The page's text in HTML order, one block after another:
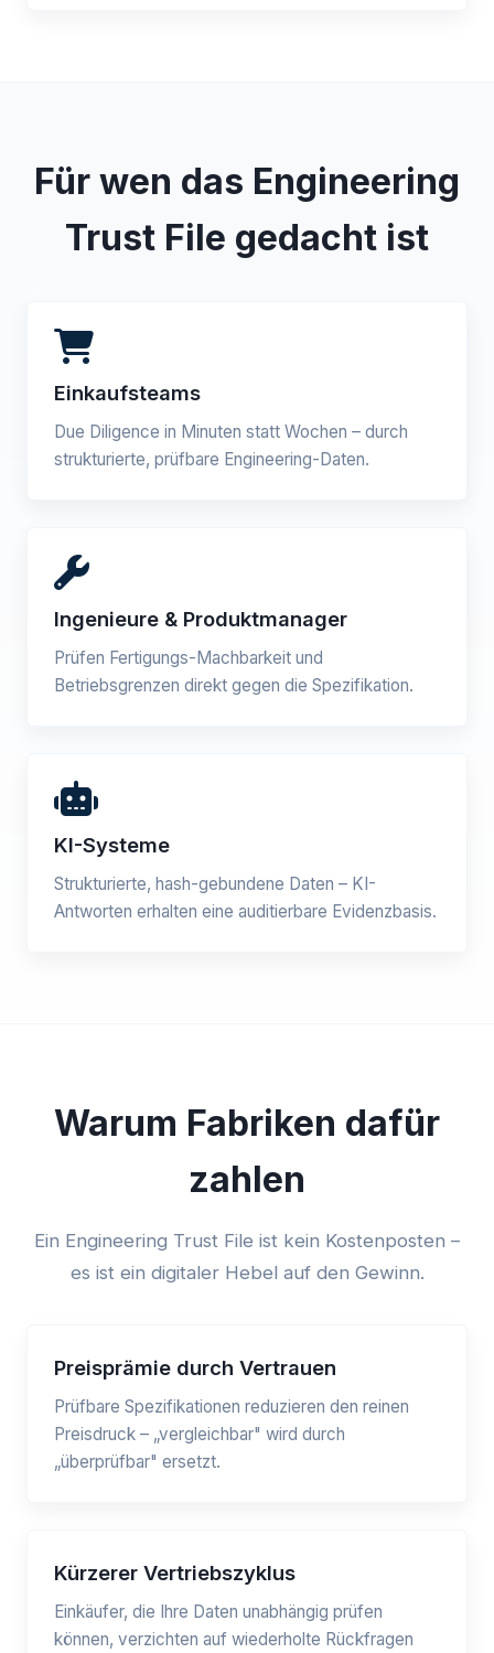
Für wen das Engineering
Trust File gedacht ist
Einkaufsteams
Due Diligence in Minuten statt Wochen – durch
strukturierte, prüfbare Engineering-Daten.
Ingenieure & Produktmanager
Prüfen Fertigungs-Machbarkeit und
Betriebsgrenzen direkt gegen die Spezifikation.
KI-Systeme
Strukturierte, hash-gebundene Daten – KI-
Antworten erhalten eine auditierbare Evidenzbasis.
Warum Fabriken dafür
zahlen
Ein Engineering Trust File ist kein Kostenposten –
es ist ein digitaler Hebel auf den Gewinn.
Preisprämie durch Vertrauen
Prüfbare Spezifikationen reduzieren den reinen
Preisdruck – „vergleichbar" wird durch
„überprüfbar" ersetzt.
Kürzerer Vertriebszyklus
Einkäufer, die Ihre Daten unabhängig prüfen
können, verzichten auf wiederholte Rückfragen